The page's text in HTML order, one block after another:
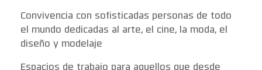
Convivencia con sofisticadas personas de todo
el mundo dedicadas al arte, el cine, la moda, el
diseño y modelaje
Espacios de trabajo para aquellos que desde